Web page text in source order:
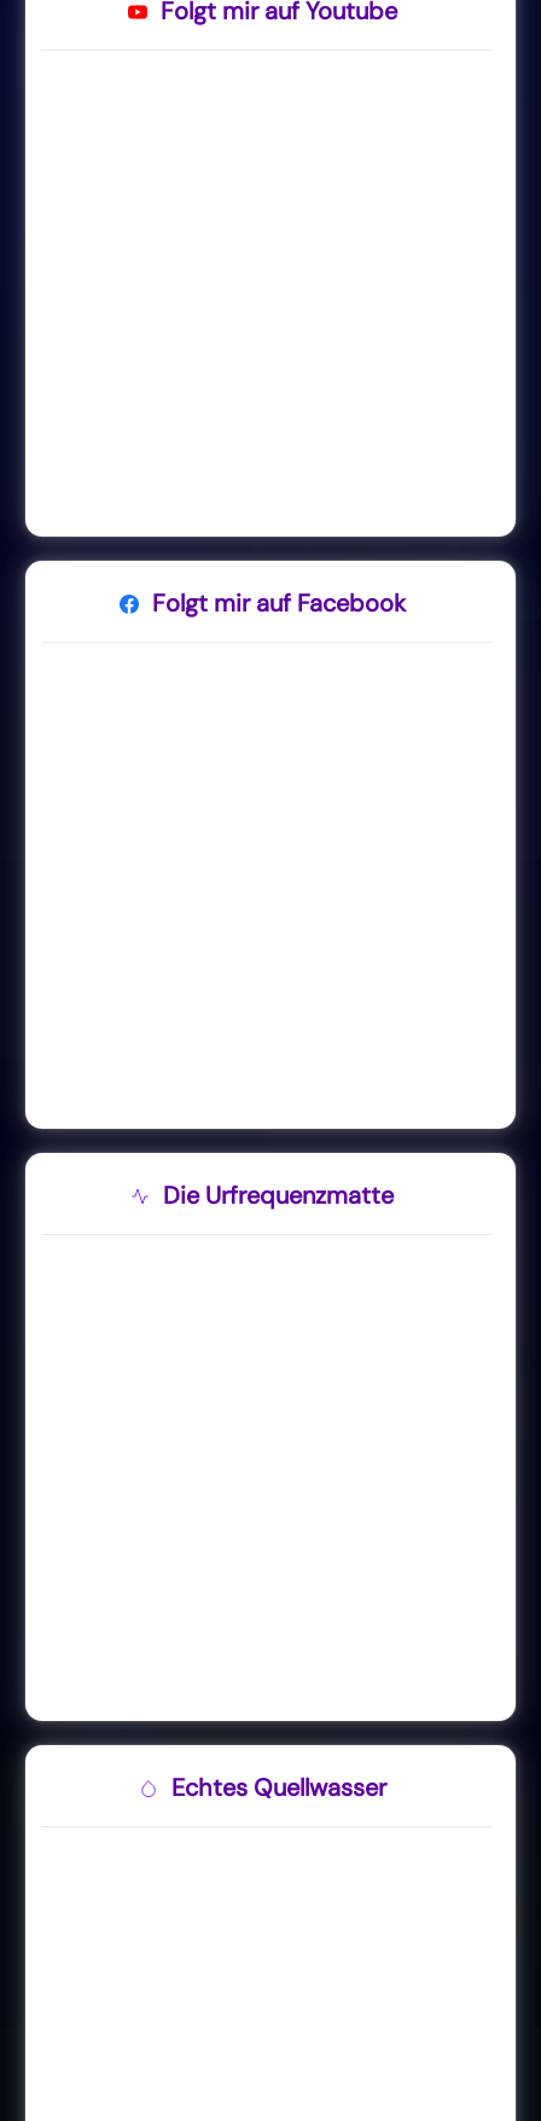
Folgt mir auf Youtube
Folgt mir auf Facebook
Die Urfrequenzmatte
Echtes Quellwasser